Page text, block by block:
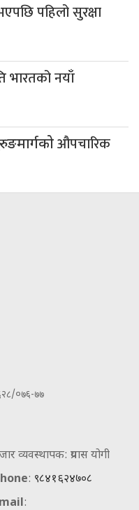
पहिलो सुरक्षा
भारतको नयाँ
औपचारिक
०७६-७७
व्यवस्थापक: प्रयास योगी
: ९८४१६२४७०८
: